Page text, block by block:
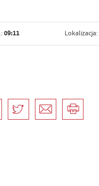
09:11 Lokalizacja: